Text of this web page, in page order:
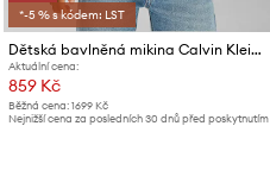
*-5 % s kódem: LST
Dětská bavlněná mikina Calvin Klein Jeans
Aktuální cena:
859 Kč
Běžná cena: 1699 Kč
Nejnižší cena za posledních 30 dnů před poskytnutím